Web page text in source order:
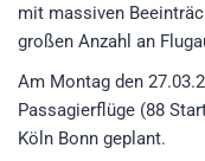
mit massiven
großen Anzahl an
Am Montag den
Passagierflüge (88
Köln Bonn geplant.